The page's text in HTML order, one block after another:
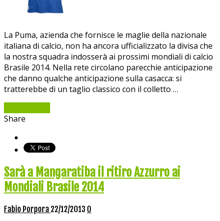
La Puma, azienda che fornisce le maglie della nazionale
italiana di calcio, non ha ancora ufficializzato la divisa che
la nostra squadra indosserà ai prossimi mondiali di calcio
Brasile 2014. Nella rete circolano parecchie anticipazione
che danno qualche anticipazione sulla casacca: si
tratterebbe di un taglio classico con il colletto …
Share
Sarà a Mangaratiba il ritiro Azzurro ai
Mondiali Brasile 2014
Fabio Porpora 22/12/2013 0